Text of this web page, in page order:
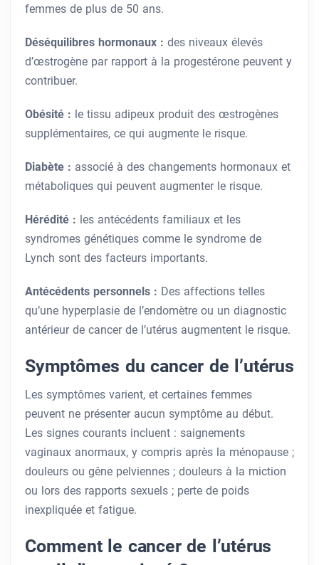
femmes de plus de 50 ans.
Déséquilibres hormonaux : des niveaux élevés
d’œstrogène par rapport à la progestérone peuvent y
contribuer.
Obésité : le tissu adipeux produit des œstrogènes
supplémentaires, ce qui augmente le risque.
Diabète : associé à des changements hormonaux et
métaboliques qui peuvent augmenter le risque.
Hérédité : les antécédents familiaux et les
syndromes génétiques comme le syndrome de
Lynch sont des facteurs importants.
Antécédents personnels : Des affections telles
qu’une hyperplasie de l’endomètre ou un diagnostic
antérieur de cancer de l’utérus augmentent le risque.
Symptômes du cancer de l’utérus
Les symptômes varient, et certaines femmes
peuvent ne présenter aucun symptôme au début.
Les signes courants incluent : saignements
vaginaux anormaux, y compris après la ménopause ;
douleurs ou gêne pelviennes ; douleurs à la miction
ou lors des rapports sexuels ; perte de poids
inexpliquée et fatigue.
Comment le cancer de l’utérus